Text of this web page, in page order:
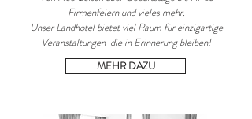
Firmenfeiern und vieles mehr.
Unser Landhotel bietet viel Raum füreinzigartige
Veranstaltungen die in Erinnerung bleiben!
MEHR DAZU